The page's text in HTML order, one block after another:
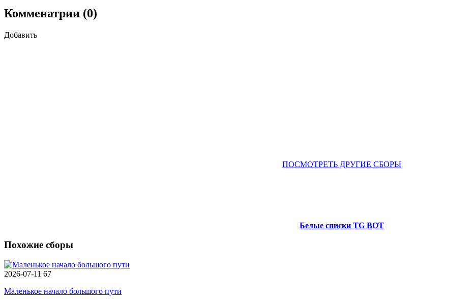
Комменатрии (0)
Добавить
ПОСМОТРЕТЬ ДРУГИЕ СБОРЫ
Белые списки TG BOT
Похожие сборы
2026-07-11 67
Маленькое начало большого пути